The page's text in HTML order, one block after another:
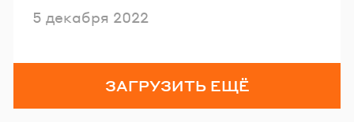
Опубликовано
5 декабря 2022
ЗАГРУЗИТЬ ЕЩЁ